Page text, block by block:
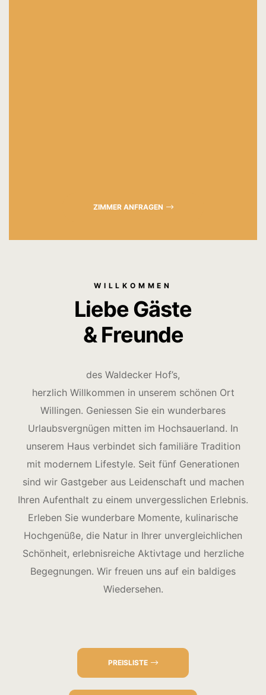
ZIMMER ANFRAGEN
WILLKOMMEN
Liebe Gäste
& Freunde
des Waldecker Hof’s,
herzlich Willkommen in unserem schönen Ort
Willingen. Geniessen Sie ein wunderbares
Urlaubsvergnügen mitten im Hochsauerland. In
unserem Haus verbindet sich familiäre Tradition
mit modernem Lifestyle. Seit fünf Generationen
sind wir Gastgeber aus Leidenschaft und machen
Ihren Aufenthalt zu einem unvergesslichen Erlebnis.
Erleben Sie wunderbare Momente, kulinarische
Hochgenüße, die Natur in Ihrer unvergleichlichen
Schönheit, erlebnisreiche Aktivtage und herzliche
Begegnungen. Wir freuen uns auf ein baldiges
Wiedersehen.
PREISLISTE